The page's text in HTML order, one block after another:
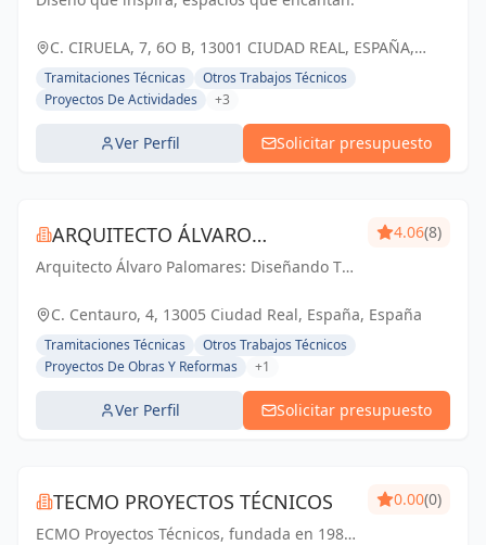
C. CIRUELA, 7, 6O B, 13001 CIUDAD REAL, ESPAÑA,
España
Tramitaciones Técnicas
Otros Trabajos Técnicos
Proyectos De Actividades
+3
Ver Perfil Solicitar presupuesto
ARQUITECTO ÁLVARO
PALOMARES
Arquitecto Álvaro Palomares: Diseñando Tu
4.06(8)
C. Centauro, 4, 13005 Ciudad Real, España, España
Tramitaciones Técnicas
Otros Trabajos Técnicos
Proyectos De Obras Y Reformas
+1
Ver Perfil Solicitar presupuesto
TECMO PROYECTOS TÉCNICOS
ECMO Proyectos Técnicos, fundada en 1989,
0.00(0)